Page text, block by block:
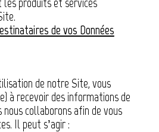
de vos Données
de notre Site, vous
à recevoir des informations de
collaborons afin de vous
Il peut s’agir :